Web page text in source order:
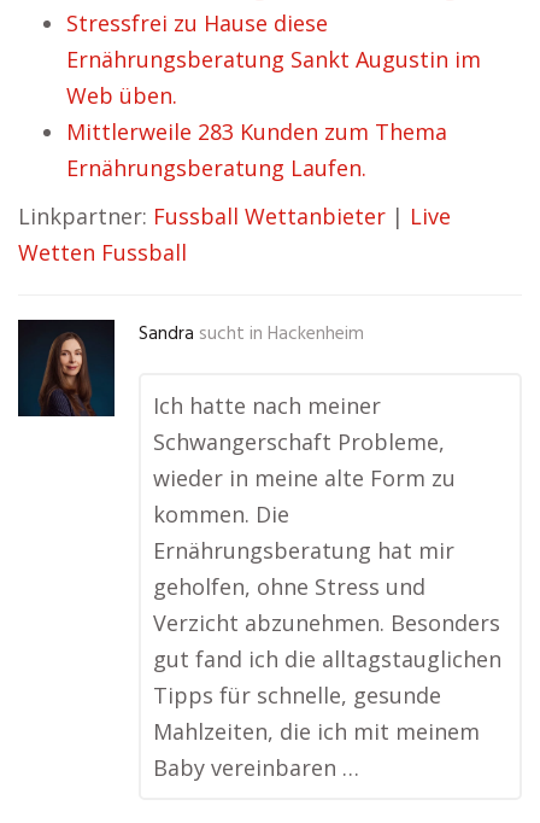
Stressfrei zu Hause diese
Ernährungsberatung Sankt Augustin im
Web üben.
Mittlerweile 283 Kunden zum Thema
Ernährungsberatung Laufen.
Linkpartner: Fussball Wettanbieter | Live
Wetten Fussball
Sandra sucht in Hackenheim
Ich hatte nach meiner
Schwangerschaft Probleme,
wieder in meine alte Form zu
kommen. Die
Ernährungsberatung hat mir
geholfen, ohne Stress und
Verzicht abzunehmen. Besonders
gut fand ich die alltagstauglichen
Tipps für schnelle, gesunde
Mahlzeiten, die ich mit meinem
Baby vereinbaren …